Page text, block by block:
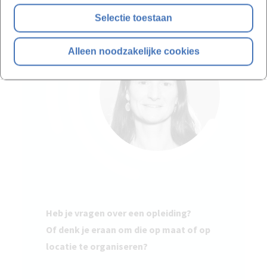
Selectie toestaan
Alleen noodzakelijke cookies
Heb je vragen over een opleiding?
Of denk je eraan om die op maat of op
locatie te organiseren?